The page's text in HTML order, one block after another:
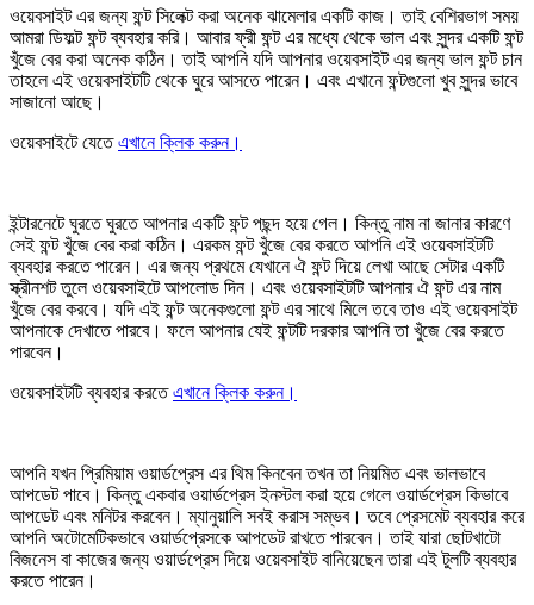
ওয়েবসাইট এর জন্য ফন্ট সিলেক্ট করা অনেক ঝামেলার একটি কাজ। তাই বেশিরভাগ সময়
আমরা ডিফল্ট ফন্ট ব্যবহার করি। আবার ফ্রী ফন্ট এর মধ্যে থেকে ভাল এবং সুন্দর একটি ফন্ট
খুঁজে বের করা অনেক কঠিন। তাই আপনি যদি আপনার ওয়েবসাইট এর জন্য ভাল ফন্ট চান
তাহলে এই ওয়েবসাইটটি থেকে ঘুরে আসতে পারেন। এবং এখানে ফন্টগুলো খুব সুন্দর ভাবে
সাজানো আছে।
ওয়েবসাইটে যেতেএখানে ক্লিক করুন।
ইন্টারনেটে ঘুরতে ঘুরতে আপনার একটি ফন্ট পছন্দ হয়ে গেল। কিন্তু নাম না জানার কারণে
সেই ফন্ট খুঁজে বের করা কঠিন। এরকম ফন্ট খুঁজে বের করতে আপনি এই ওয়েবসাইটটি
ব্যবহার করতে পারেন। এর জন্য প্রথমে যেখানে ঐ ফন্ট দিয়ে লেখা আছে সেটার একটি
স্ক্রীনশট তুলে ওয়েবসাইটে আপলোড দিন। এবং ওয়েবসাইটটি আপনার ঐ ফন্ট এর নাম
খুঁজে বের করবে। যদি এই ফন্ট অনেকগুলো ফন্ট এর সাথে মিলে তবে তাও এই ওয়েবসাইট
আপনাকে দেখাতে পারবে। ফলে আপনার যেই ফন্টটি দরকার আপনি তা খুঁজে বের করতে
পারবেন।
ওয়েবসাইটটি ব্যবহার করতেএখানে ক্লিক করুন।
আপনি যখন প্রিমিয়াম ওয়ার্ডপ্রেস এর থিম কিনবেন তখন তা নিয়মিত এবং ভালভাবে
আপডেট পাবে। কিন্তু একবার ওয়ার্ডপ্রেস ইনস্টল করা হয়ে গেলে ওয়ার্ডপ্রেস কিভাবে
আপডেট এবং মনিটর করবেন। ম্যানুয়ালি সবই করাস সম্ভব। তবে প্রেসমেট ব্যবহার করে
আপনি অটোমেটিকভাবে ওয়ার্ডপ্রেসকে আপডেট রাখতে পারবেন। তাই যারা ছোটখাটো
বিজনেস বা কাজের জন্য ওয়ার্ডপ্রেস দিয়ে ওয়েবসাইট বানিয়েছেন তারা এই টুলটি ব্যবহার
করতে পারেন।